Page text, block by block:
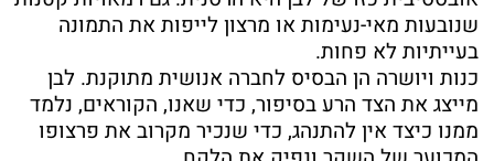
שנובעות מאי-נעימות או מרצון לייפות את התמונה
בעייתיות לא פחות.
כנות ויושרה הן הבסיס לחברה אנושית מתוקנת. לבן
מייצג את הצד הרע בסיפור, כדי שאנו, הקוראים, נלמד
ממנו כיצד אין להתנהג, כדי שנכיר מקרוב את פרצופו